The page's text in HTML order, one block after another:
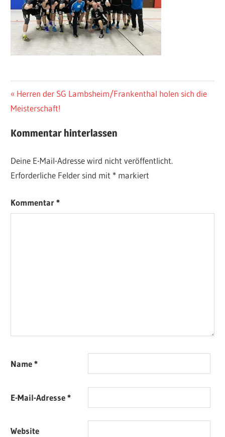
Beitragsnavigation
Vorheriger
Beitrag:
Herren der SG Lambsheim/Frankenthal holen sich die
Meisterschaft!
Kommentar hinterlassen
Deine E-Mail-Adresse wird nicht veröffentlicht.
Erforderliche Felder sind mit * markiert
Kommentar*
Name*
E-Mail-Adresse*
Website